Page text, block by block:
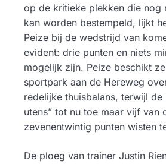
op de kritieke plekken die nog
kan worden bestempeld, lijkt
Peize bij de wedstrijd van
evident: drie punten en niets
mogelijk zijn. Peize beschikt
sportpark aan de Hereweg
redelijke thuisbalans, terwijl de
utens” tot nu toe maar vijf van
zevenentwintig punten wisten
De ploeg van trainer Justin